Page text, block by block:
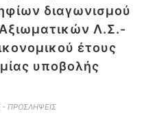
διαγωνισμού
Λ.Σ.-
έτους
υποβολής
- ΠΡΟΣΛΗΨΕΙΣ